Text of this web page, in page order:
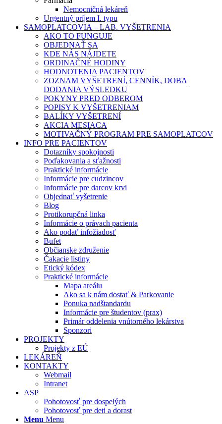
Nemocničná lekáreň
Urgentný príjem I. typu
SAMOPLATCOVIA – LAB. VYŠETRENIA
AKO TO FUNGUJE
OBJEDNAŤ SA
KDE NÁS NÁJDETE
ORDINAČNÉ HODINY
HODNOTENIA PACIENTOV
ZOZNAM VYŠETRENÍ, CENNÍK, DOBA
DODANIA VÝSLEDKU
POKYNY PRED ODBEROM
POPISY K VYŠETRENIAM
BALÍKY VYŠETRENÍ
AKCIA MESIACA
MOTIVAČNÝ PROGRAM PRE SAMOPLATCOV
INFO PRE PACIENTOV
Dotazníky spokojnosti
Poďakovania a sťažnosti
Praktické informácie
Informácie pre cudzincov
Informácie pre darcov krvi
Objednať vyšetrenie
Blog
Protikorupčná linka
Informácie o právach pacienta
Ako podať infožiadosť
Bufet
Občianske združenie
Čakacie listiny
Etický kódex
Praktické informácie
Mapa areálu
Ako sa k nám dostať & Parkovanie
Ponuka nadštandardu
Informácie pre študentov (prax)
Primár oddelenia vnútorného lekárstva
Sponzori
PROJEKTY
Projekty z EÚ
LEKÁREŇ
KONTAKTY
Webmail
Intranet
ASP
Pohotovosť pre dospelých
Pohotovosť pre deti a dorast
Menu Menu